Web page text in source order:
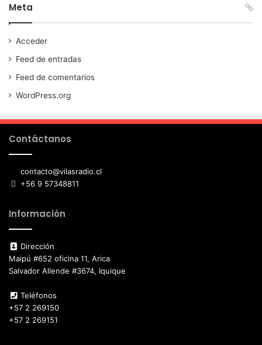
Meta
Acceder
Feed de entradas
Feed de comentarios
WordPress.org
Contáctanos
contacto@vilasradio.cl
+56 9 57348811
Información
Dirección
Maipú #652 oficina 11, Arica
Salvador Allende #3674, Iquique
Teléfonos
+57 2 269150
+57 2 269151